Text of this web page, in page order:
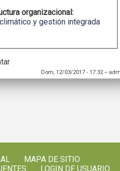
organizacional:
y gestión integrada
Dom, 12/03/2017 - 17:32--
MAPA DE SITIO
LOGIN DE USUARIO